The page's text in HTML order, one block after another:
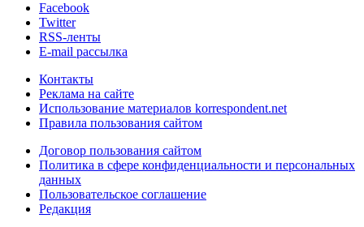
Facebook
Twitter
RSS-ленты
E-mail рассылка
Контакты
Реклама на сайте
Использование материалов korrespondent.net
Правила пользования сайтом
Договор пользования сайтом
Политика в сфере конфиденциальности и персональных
данных
Пользовательское соглашение
Редакция